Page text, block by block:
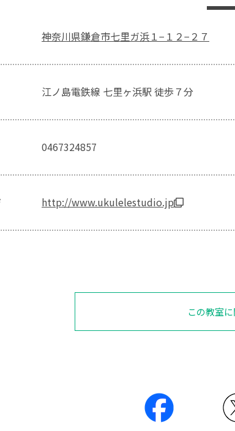
神奈川県鎌倉市七里ガ浜１−１２−２７
江ノ島電鉄線 七里ヶ浜駅 徒歩７分
0467324857
http://www.ukulelestudio.jp
この教室